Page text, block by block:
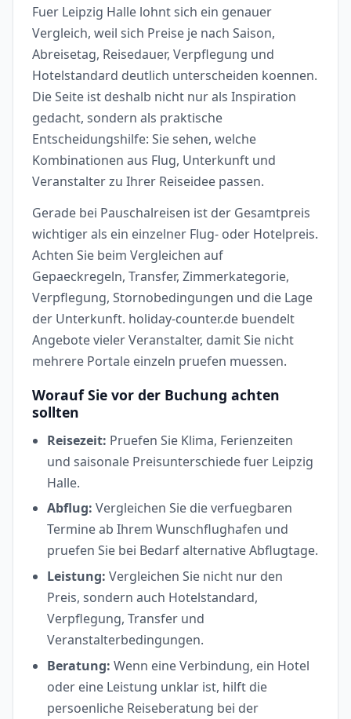
Fuer Leipzig Halle lohnt sich ein genauer
Vergleich, weil sich Preise je nach Saison,
Abreisetag, Reisedauer, Verpflegung und
Hotelstandard deutlich unterscheiden koennen.
Die Seite ist deshalb nicht nur als Inspiration
gedacht, sondern als praktische
Entscheidungshilfe: Sie sehen, welche
Kombinationen aus Flug, Unterkunft und
Veranstalter zu Ihrer Reiseidee passen.
Gerade bei Pauschalreisen ist der Gesamtpreis
wichtiger als ein einzelner Flug- oder Hotelpreis.
Achten Sie beim Vergleichen auf
Gepaeckregeln, Transfer, Zimmerkategorie,
Verpflegung, Stornobedingungen und die Lage
der Unterkunft. holiday-counter.de buendelt
Angebote vieler Veranstalter, damit Sie nicht
mehrere Portale einzeln pruefen muessen.
Worauf Sie vor der Buchung achten
sollten
Reisezeit: Pruefen Sie Klima, Ferienzeiten
und saisonale Preisunterschiede fuer Leipzig
Halle.
Abflug: Vergleichen Sie die verfuegbaren
Termine ab Ihrem Wunschflughafen und
pruefen Sie bei Bedarf alternative Abflugtage.
Leistung: Vergleichen Sie nicht nur den
Preis, sondern auch Hotelstandard,
Verpflegung, Transfer und
Veranstalterbedingungen.
Beratung: Wenn eine Verbindung, ein Hotel
oder eine Leistung unklar ist, hilft die
persoenliche Reiseberatung bei der